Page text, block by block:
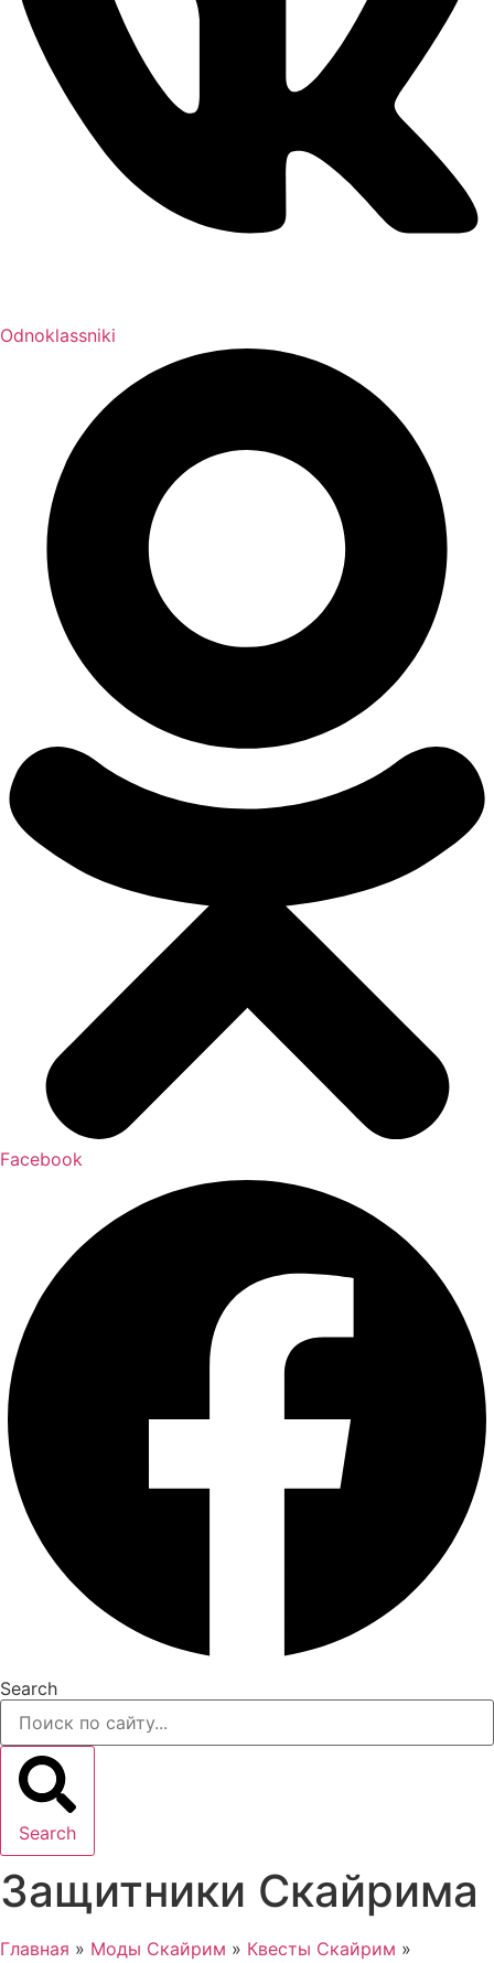
Odnoklassniki
Facebook
Search
Search
Защитники Скайрима
Главная » Моды Скайрим » Квесты Скайрим »